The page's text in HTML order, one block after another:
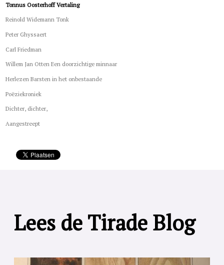
Tonnus Oosterhoff Vertaling
Reinold Widemann Tonk
Peter Ghyssaert
Carl Friedman
Willem Jan Otten Een doorzichtige minnaar
Herlezen Barsten in het onbestaande
Poëziekroniek
Dichter, dichter,
Aangestreept
Lees de Tirade Blog